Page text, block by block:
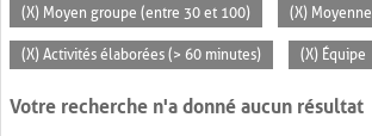
(X) Moyen groupe (entre 30 et 100) (X) Moyenne
(X) Activités élaborées (> 60 minutes) (X) Équipe
Votre recherche n'a donné aucun résultat